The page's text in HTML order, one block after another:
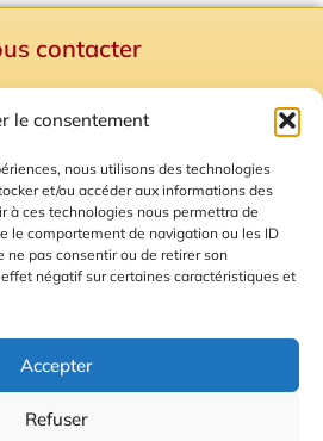
le consentement
nous utilisons des technologies
et/ou accéder aux informations des
à ces technologies nous permettra de
le comportement de navigation ou les ID
ne pas consentir ou de retirer son
négatif sur certaines caractéristiques et
Accepter
Refuser
contacter
Plan du site
des Cookies